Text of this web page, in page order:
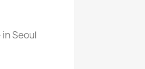
Seoul